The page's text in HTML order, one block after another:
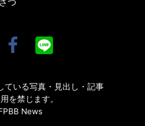
ている写真・見出し・記事
を禁じます。
News